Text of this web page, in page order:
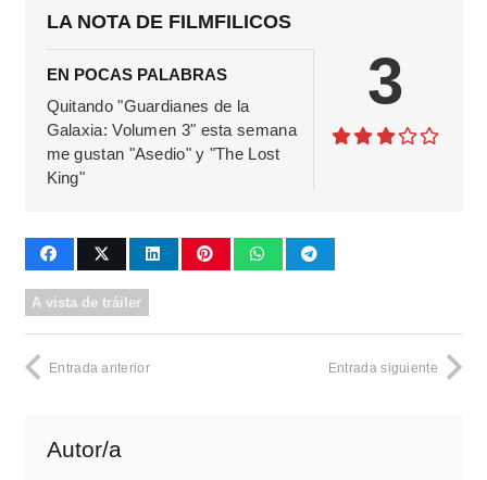
LA NOTA DE FILMFILICOS
EN POCAS PALABRAS
Quitando "Guardianes de la
Galaxia: Volumen 3" esta semana
me gustan "Asedio" y "The Lost
King"
3
A vista de tráiler
Entrada anterior Entrada siguiente
Autor/a